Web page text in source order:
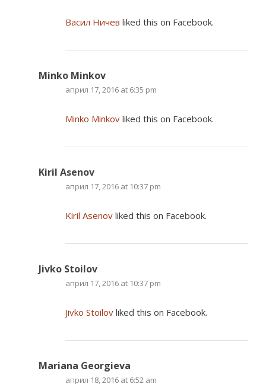
Васил Ничев liked this on Facebook.
Minko Minkov
април 17, 2016 at 6:35 pm
Minko Minkov liked this on Facebook.
Kiril Asenov
април 17, 2016 at 10:37 pm
Kiril Asenov liked this on Facebook.
Jivko Stoilov
април 17, 2016 at 10:37 pm
Jivko Stoilov liked this on Facebook.
Mariana Georgieva
април 18, 2016 at 6:52 am